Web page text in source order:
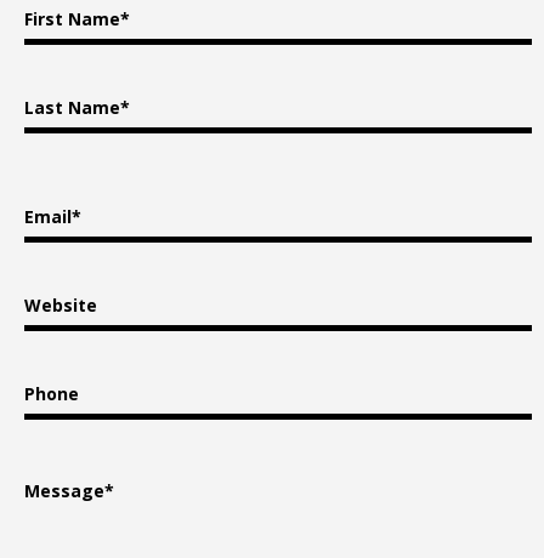
First Name*
Last Name*
Email*
Website
Phone
Message*